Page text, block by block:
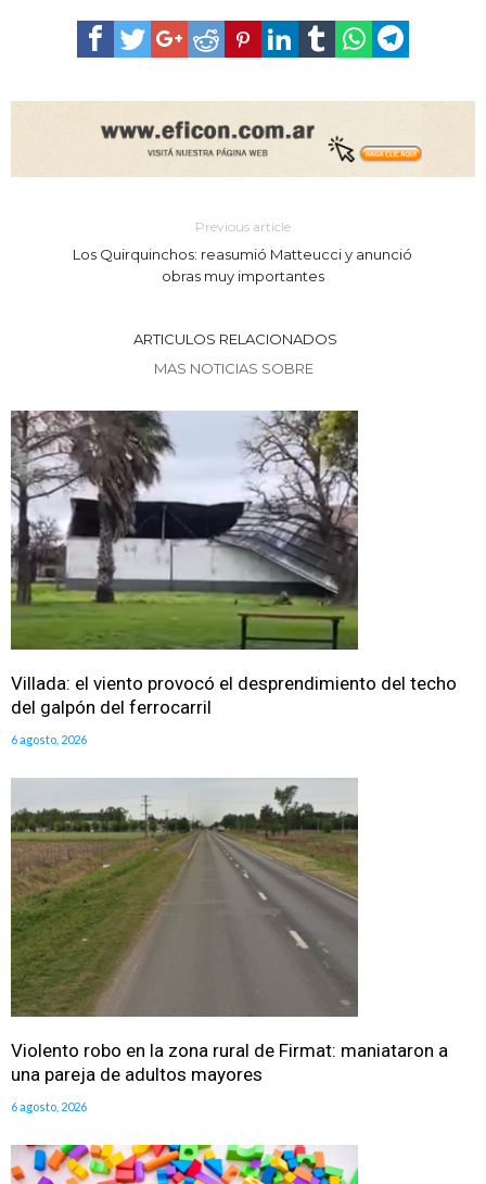
Previous article
Los Quirquinchos: reasumió Matteucci y anunció
obras muy importantes
ARTICULOS RELACIONADOS
MAS NOTICIAS SOBRE
Villada: el viento provocó el desprendimiento del techo
del galpón del ferrocarril
6 agosto, 2026
Violento robo en la zona rural de Firmat: maniataron a
una pareja de adultos mayores
6 agosto, 2026